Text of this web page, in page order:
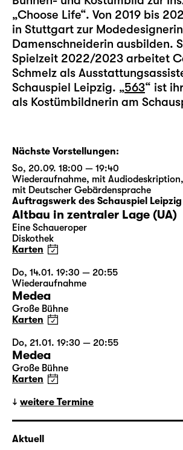
„Choose Life“. Von 2019 bis
in Stuttgart zur
Damenschneiderin ausbilden.
Spielzeit 2022/2023 arbeitet
Schmelz als
Schauspiel Leipzig. „563“ ist
als Kostümbildnerin am
Nächste Vorstellungen:
So, 20.09. 18:00 — 19:40
Wiederaufnahme, mit Audiodeskription,
mit Deutscher Gebärdensprache
Auftragswerk des Schauspiel Leipzig
Altbau in zentraler Lage (UA)
Eine Schaueroper
Diskothek
Karten
Do, 14.01. 19:30 — 20:55
Wiederaufnahme
Medea
Große Bühne
Karten
Do, 21.01. 19:30 — 20:55
Medea
Große Bühne
Karten
weitere Termine
Aktuell